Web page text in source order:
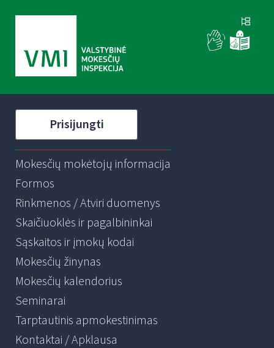
Prisijungti
Mokesčių mokėtojų informacija
Formos
Rinkmenos / Atviri duomenys
Skaičiuoklės ir pagalbininkai
Sąskaitos ir įmokų kodai
Mokesčių žinynas
Mokesčių kalendorius
Seminarai
Tarptautinis apmokestinimas
Kontaktai / Apklausa